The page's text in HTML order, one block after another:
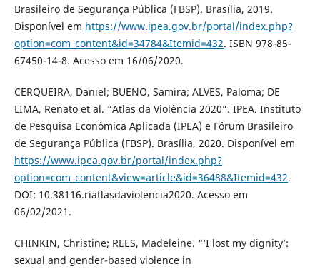
Brasileiro de Segurança Pública (FBSP). Brasília, 2019.
Disponível em https://www.ipea.gov.br/portal/index.php?
option=com_content&id=34784&Itemid=432. ISBN 978-85-
67450-14-8. Acesso em 16/06/2020.
CERQUEIRA, Daniel; BUENO, Samira; ALVES, Paloma; DE
LIMA, Renato et al. “Atlas da Violência 2020”. IPEA. Instituto
de Pesquisa Econômica Aplicada (IPEA) e Fórum Brasileiro
de Segurança Pública (FBSP). Brasília, 2020. Disponível em
https://www.ipea.gov.br/portal/index.php?
option=com_content&view=article&id=36488&Itemid=432.
DOI: 10.38116.riatlasdaviolencia2020. Acesso em
06/02/2021.
CHINKIN, Christine; REES, Madeleine. “‘I lost my dignity’:
sexual and gender-based violence in